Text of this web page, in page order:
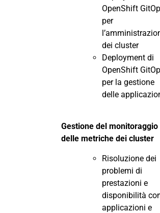
OpenShift
per
dei cluster
Deployment di
OpenShift
per la gestione
delle
Gestione del monitoraggio
delle metriche dei cluster
Risoluzione dei
problemi di
prestazioni e
disponibilità
applicazioni e